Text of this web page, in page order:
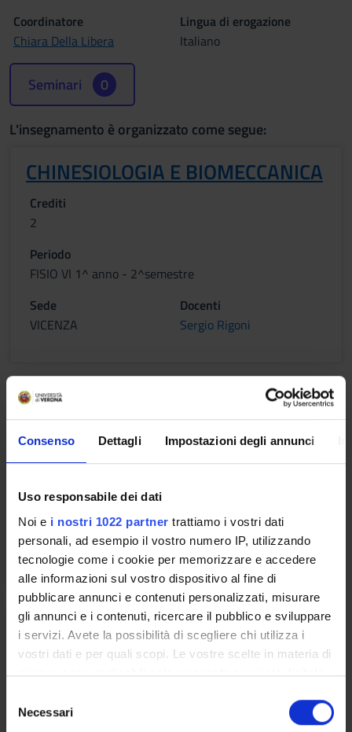
Consenso Dettagli Impostazioni degli annunci
Uso responsabile dei dati
Noi e i nostri 1022 partner trattiamo i vostri dati
personali, ad esempio il vostro numero IP, utilizzando
tecnologie come i cookie per memorizzare e accedere
alle informazioni sul vostro dispositivo al fine di
pubblicare annunci e contenuti personalizzati, misurare
gli annunci e i contenuti, ricercare il pubblico e sviluppare
i servizi. Avete la possibilità di scegliere chi utilizza i
vostri dati e per quali scopi. Le vostre scelte in materia di
privacy sono applicabili solo su questa proprietà digitale
modificare o revocare il proprio consenso in qualsiasi
momento dalla Dichiarazione sui cookie o facendo clic
Necessari
Coordinatore
Chiara Della Libera
Lingua di erogazione
Italiano
Seminari 0
L'insegnamento è organizzato come segue:
CHINESIOLOGIA E BIOMECCANICA
Crediti
2
Periodo
FISIO VI 1^ anno - 2^semestre
Sede
VICENZA
Docenti
Sergio Rigoni
CHINESIOLOGIA FUNZIONALE
FISIO VI 1^ anno - 2^semestre
Sede
VICENZA
Docenti
Enrica Cecchin
FISIOLOGIA DEI SISTEMI MOTORI
Crediti
2
Periodo